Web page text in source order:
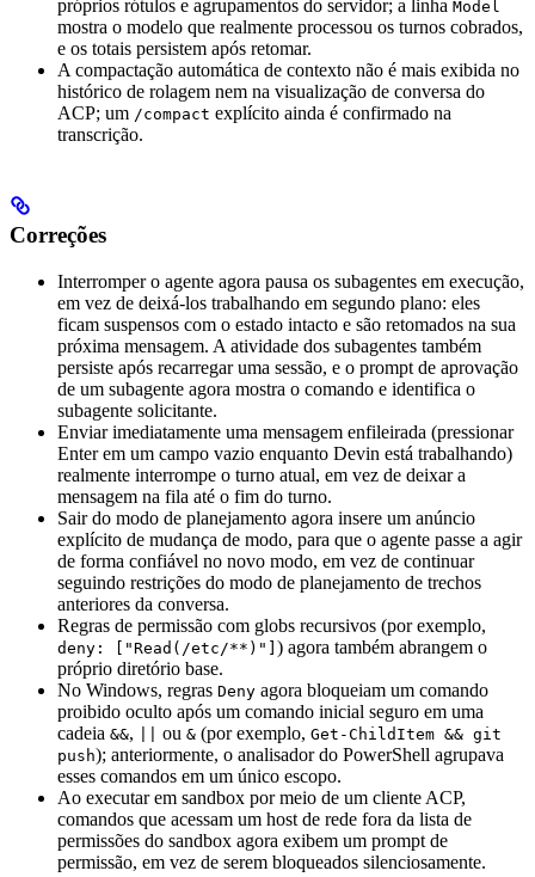
próprios rótulos e agrupamentos do servidor; a linha Model
mostra o modelo que realmente processou os turnos cobrados,
e os totais persistem após retomar.
A compactação automática de contexto não é mais exibida no
histórico de rolagem nem na visualização de conversa do
ACP; um /compact explícito ainda é confirmado na
transcrição.
Correções
Interromper o agente agora pausa os subagentes em execução,
em vez de deixá-los trabalhando em segundo plano: eles
ficam suspensos com o estado intacto e são retomados na sua
próxima mensagem. A atividade dos subagentes também
persiste após recarregar uma sessão, e o prompt de aprovação
de um subagente agora mostra o comando e identifica o
subagente solicitante.
Enviar imediatamente uma mensagem enfileirada (pressionar
Enter em um campo vazio enquanto Devin está trabalhando)
realmente interrompe o turno atual, em vez de deixar a
mensagem na fila até o fim do turno.
Sair do modo de planejamento agora insere um anúncio
explícito de mudança de modo, para que o agente passe a agir
de forma confiável no novo modo, em vez de continuar
seguindo restrições do modo de planejamento de trechos
anteriores da conversa.
Regras de permissão com globs recursivos (por exemplo,
deny: ["Read(/etc/**)"] ) agora também abrangem o
próprio diretório base.
No Windows, regras Deny agora bloqueiam um comando
proibido oculto após um comando inicial seguro em uma
cadeia &&, ou & (por exemplo, Get-ChildItem && git
push); anteriormente, o analisador do PowerShell agrupava
esses comandos em um único escopo.
Ao executar em sandbox por meio de um cliente ACP,
comandos que acessam um host de rede fora da lista de
permissões do sandbox agora exibem um prompt de
permissão, em vez de serem bloqueados silenciosamente.